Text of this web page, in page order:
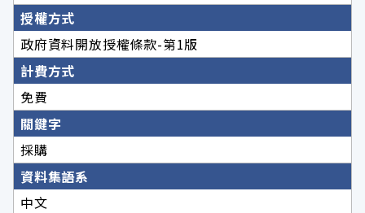
授權方式
政府資料開放授權條款-第1版
計費方式
免費
關鍵字
採購
資料集語系
中文